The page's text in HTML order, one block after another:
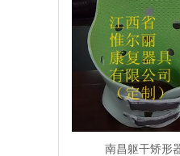
南昌躯干矫形